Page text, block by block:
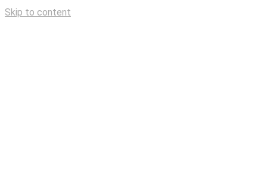
Skip to content